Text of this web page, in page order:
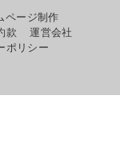
ページ制作
款
運営会社
ポリシー